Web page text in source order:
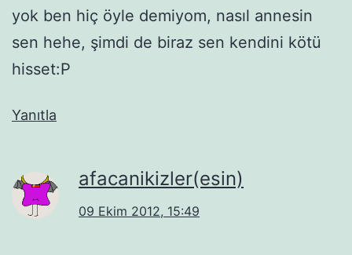
yok ben hiç öyle demiyom, nasıl annesin
sen hehe, şimdi de biraz sen kendini kötü
hisset:P
Yanıtla
afacanikizler(esin)
09 Ekim 2012, 15:49